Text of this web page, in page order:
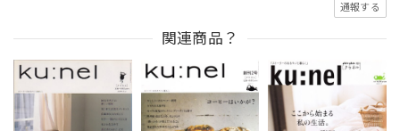
通報する
関連商品？